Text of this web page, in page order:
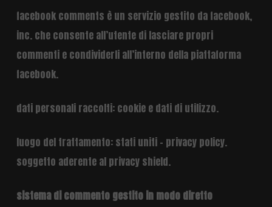
facebook comments è un servizio gestito da facebook,
inc. che consente all’utente di lasciare propri
commenti e condividerli all’interno della piattaforma
facebook.
dati personali raccolti: cookie e dati di utilizzo.
luogo del trattamento: stati uniti – privacy policy.
soggetto aderente al privacy shield.
sistema di commento gestito in modo diretto